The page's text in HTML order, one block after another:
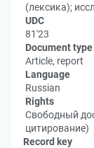
(лексика);
UDC
81'23
Document type
Article, report
Language
Russian
Rights
Свободный
цитирование)
Record key